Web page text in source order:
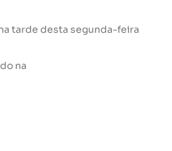
tarde desta segunda-feira
na